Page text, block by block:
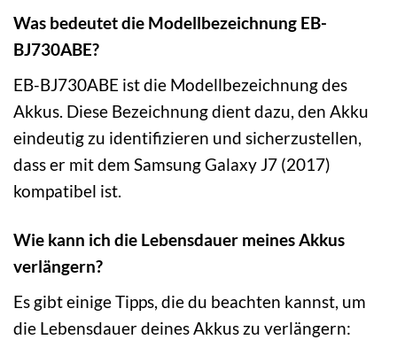
Was bedeutet die Modellbezeichnung EB-
BJ730ABE?
EB-BJ730ABE ist die Modellbezeichnung des
Akkus. Diese Bezeichnung dient dazu, den Akku
eindeutig zu identifizieren und sicherzustellen,
dass er mit dem Samsung Galaxy J7 (2017)
kompatibel ist.
Wie kann ich die Lebensdauer meines Akkus
verlängern?
Es gibt einige Tipps, die du beachten kannst, um
die Lebensdauer deines Akkus zu verlängern: